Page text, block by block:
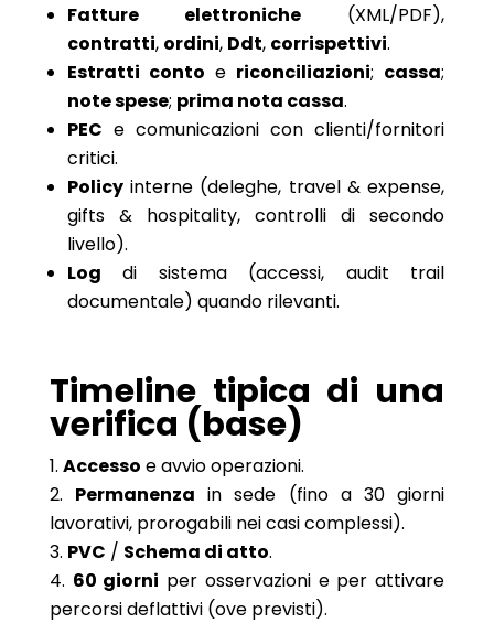
Fatture elettroniche (XML/PDF),
contratti, ordini, Ddt, corrispettivi.
Estratti conto e riconciliazioni; cassa;
note spese; prima nota cassa.
PEC e comunicazioni con clienti/fornitori
critici.
Policyinterne (deleghe, travel & expense,
gifts & hospitality, controlli di secondo
livello).
Log di sistema (accessi, audit trail
documentale) quando rilevanti.
Timeline tipica di una
verifica (base)
Accesso e avvio operazioni.
Permanenza in sede (fino a 30 giorni
lavorativi, prorogabili nei casi complessi).
PVC / Schema di atto.
60 giorni per osservazioni e per attivare
percorsi deflattivi (ove previsti).